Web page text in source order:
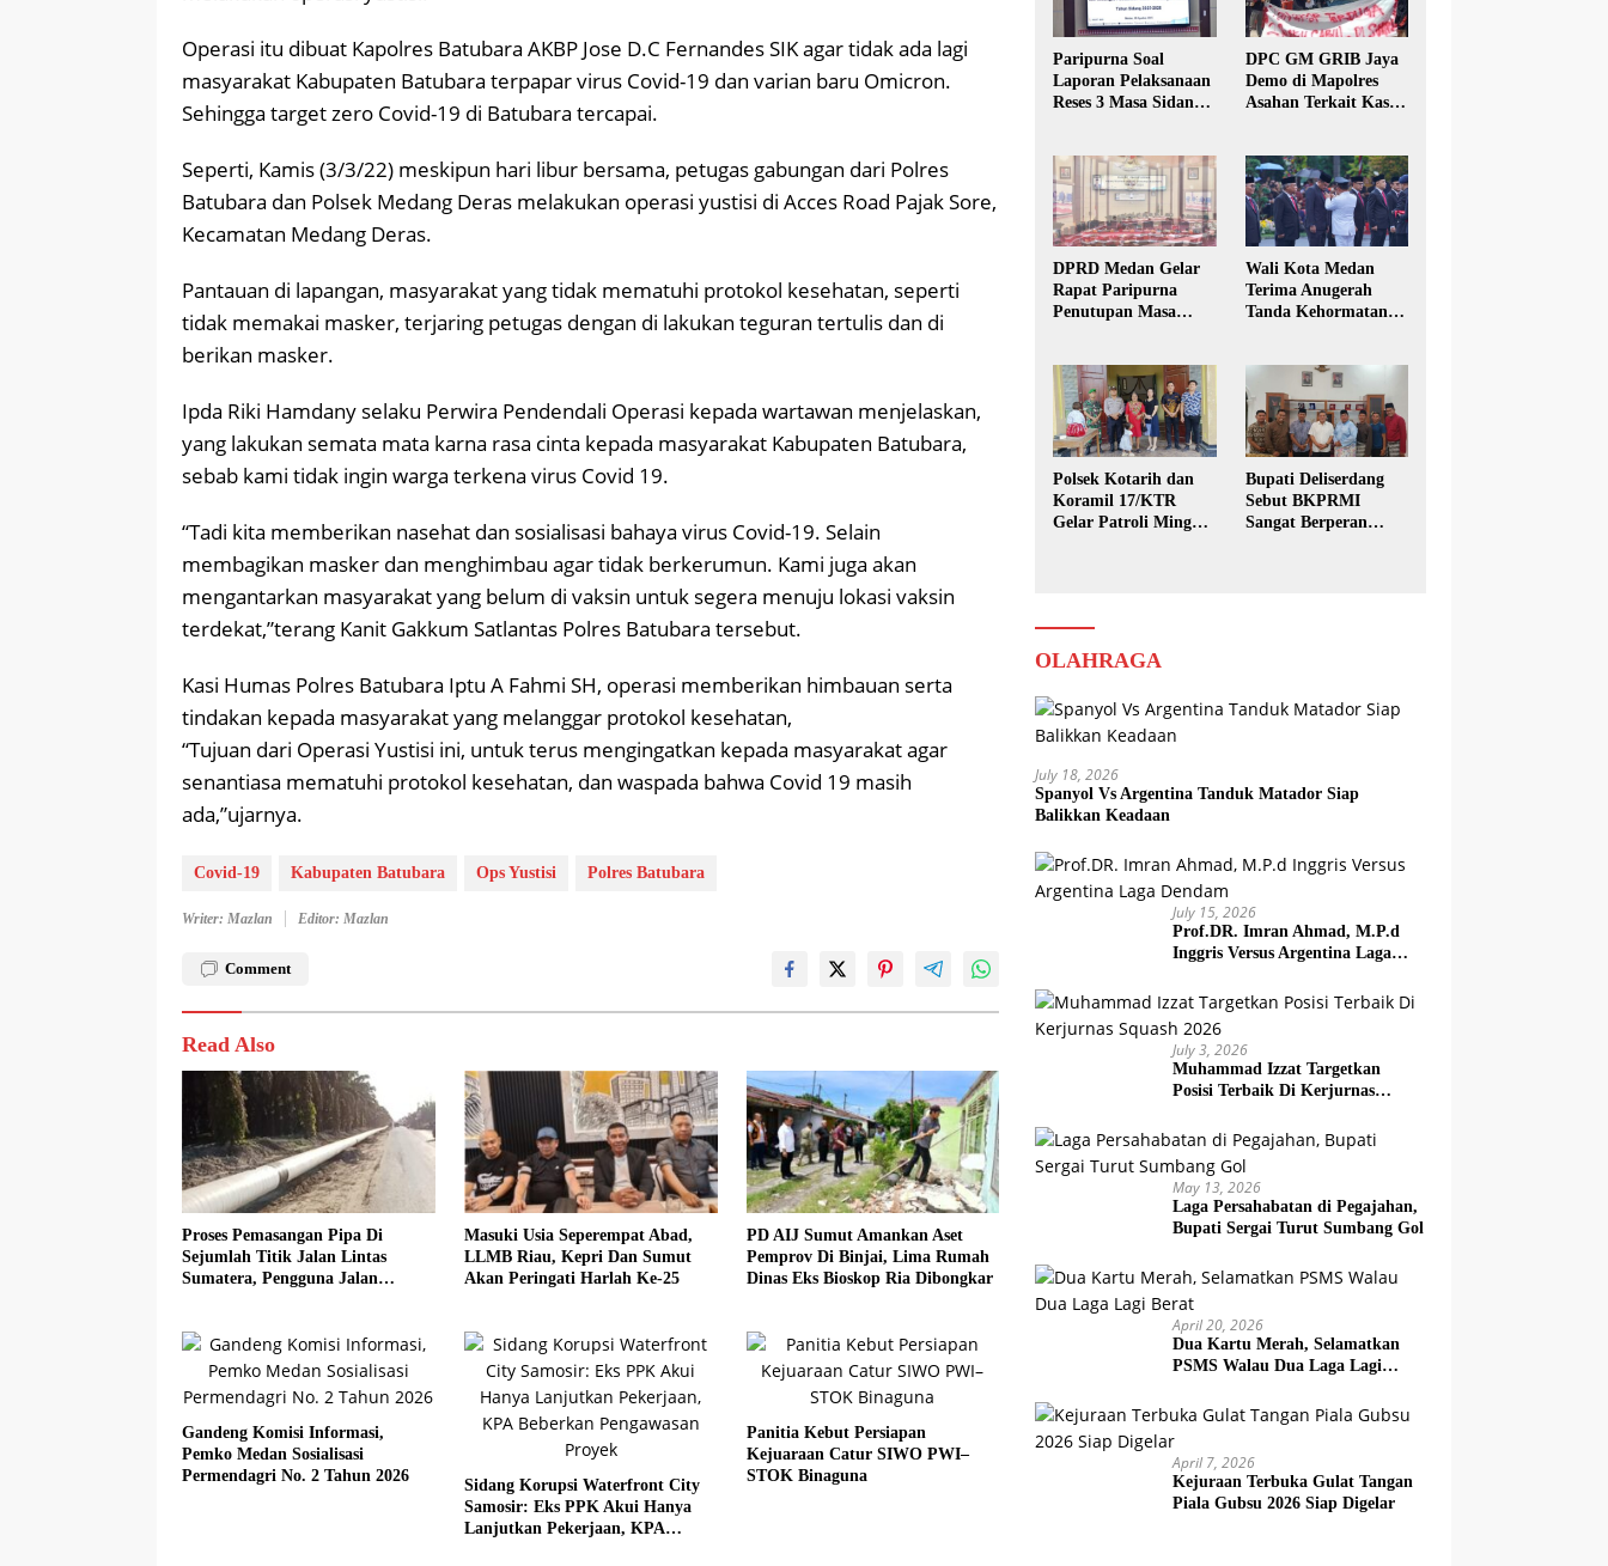
Operasi itu dibuat Kapolres Batubara AKBP Jose D.C Fernandes SIK agar tidak ada lagi
masyarakat Kabupaten Batubara terpapar virus Covid-19 dan varian baru Omicron.
Sehingga target zero Covid-19 di Batubara tercapai.
Seperti, Kamis (3/3/22) meskipun hari libur bersama, petugas gabungan dari Polres
Batubara dan Polsek Medang Deras melakukan operasi yustisi di Acces Road Pajak Sore,
Kecamatan Medang Deras.
Pantauan di lapangan, masyarakat yang tidak mematuhi protokol kesehatan, seperti
tidak memakai masker, terjaring petugas dengan di lakukan teguran tertulis dan di
berikan masker.
Ipda Riki Hamdany selaku Perwira Pendendali Operasi kepada wartawan menjelaskan,
yang lakukan semata mata karna rasa cinta kepada masyarakat Kabupaten Batubara,
sebab kami tidak ingin warga terkena virus Covid 19.
“Tadi kita memberikan nasehat dan sosialisasi bahaya virus Covid-19. Selain
membagikan masker dan menghimbau agar tidak berkerumun. Kami juga akan
mengantarkan masyarakat yang belum di vaksin untuk segera menuju lokasi vaksin
terdekat,”terang Kanit Gakkum Satlantas Polres Batubara tersebut.
Kasi Humas Polres Batubara Iptu A Fahmi SH, operasi memberikan himbauan serta
tindakan kepada masyarakat yang melanggar protokol kesehatan,
“Tujuan dari Operasi Yustisi ini, untuk terus mengingatkan kepada masyarakat agar
senantiasa mematuhi protokol kesehatan, dan waspada bahwa Covid 19 masih
ada,”ujarnya.
Covid-19 Kabupaten Batubara Ops Yustisi Polres Batubara
Writer: Mazlan Editor: Mazlan
Comment
Read Also
Proses Pemasangan Pipa Di
Sejumlah Titik Jalan Lintas
Sumatera, Pengguna Jalan
Masuki Usia Seperempat Abad,
LLMB Riau, Kepri Dan Sumut
Akan Peringati Harlah Ke-25
PD AIJ Sumut Amankan Aset
Pemprov Di Binjai, Lima Rumah
Dinas Eks Bioskop Ria Dibongkar
Gandeng Komisi Informasi,
Pemko Medan Sosialisasi
Permendagri No. 2 Tahun 2026
Sidang Korupsi Waterfront City
Samosir: Eks PPK Akui Hanya
Lanjutkan Pekerjaan, KPA
Panitia Kebut Persiapan
Kejuaraan Catur SIWO PWI–
STOK Binaguna
Paripurna Soal
Laporan Pelaksanaan
Reses 3 Masa Sidang
DPC GM GRIB Jaya
Demo di Mapolres
Asahan Terkait Kasus
DPRD Medan Gelar
Rapat Paripurna
Penutupan Masa
Wali Kota Medan
Terima Anugerah
Tanda Kehormatan
Polsek Kotarih dan
Koramil 17/KTR
Gelar Patroli Minggu
Bupati Deliserdang
Sebut BKPRMI
Sangat Berperan
OLAHRAGA
July 18, 2026
Spanyol Vs Argentina Tanduk Matador Siap
Balikkan Keadaan
July 15, 2026
Prof.DR. Imran Ahmad, M.P.d
Inggris Versus Argentina Laga
July 3, 2026
Muhammad Izzat Targetkan
Posisi Terbaik Di Kerjurnas
May 13, 2026
Laga Persahabatan di Pegajahan,
Bupati Sergai Turut Sumbang Gol
April 20, 2026
Dua Kartu Merah, Selamatkan
PSMS Walau Dua Laga Lagi
April 7, 2026
Kejuraan Terbuka Gulat Tangan
Piala Gubsu 2026 Siap Digelar